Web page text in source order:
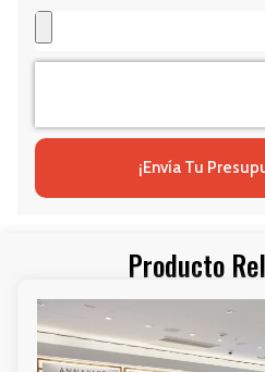
¡Envía Tu
Producto